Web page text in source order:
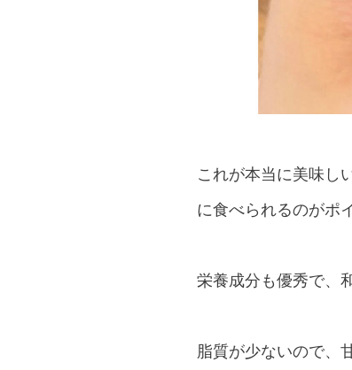
これが本当に美味し
に食べられるのがポ
栄養成分も優秀で、
脂質が少ないので、